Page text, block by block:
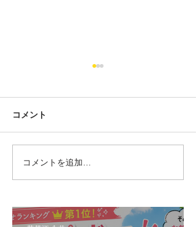
【F56/F55/F57】前期
MINIをLCI化！ヘッドライ
賃・設定）を徹底解説
コメント
コメントを追加…